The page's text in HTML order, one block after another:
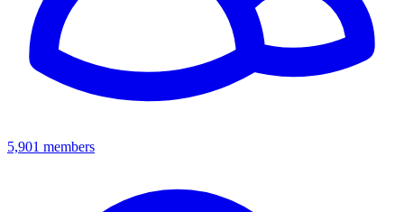
5,901 members